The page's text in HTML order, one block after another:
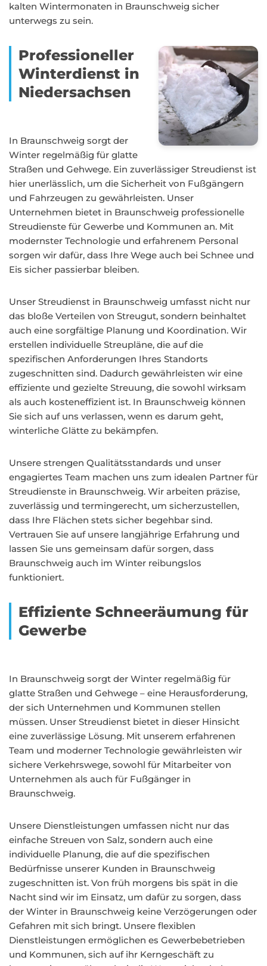
kalten Wintermonaten in Braunschweig sicher
unterwegs zu sein.
Professioneller
Winterdienst in
Niedersachsen
In Braunschweig sorgt der
Winter regelmäßig für glatte
Straßen und Gehwege. Ein zuverlässiger Streudienst ist
hier unerlässlich, um die Sicherheit von Fußgängern
und Fahrzeugen zu gewährleisten. Unser
Unternehmen bietet in Braunschweig professionelle
Streudienste für Gewerbe und Kommunen an. Mit
modernster Technologie und erfahrenem Personal
sorgen wir dafür, dass Ihre Wege auch bei Schnee und
Eis sicher passierbar bleiben.
Unser Streudienst in Braunschweig umfasst nicht nur
das bloße Verteilen von Streugut, sondern beinhaltet
auch eine sorgfältige Planung und Koordination. Wir
erstellen individuelle Streupläne, die auf die
spezifischen Anforderungen Ihres Standorts
zugeschnitten sind. Dadurch gewährleisten wir eine
effiziente und gezielte Streuung, die sowohl wirksam
als auch kosteneffizient ist. In Braunschweig können
Sie sich auf uns verlassen, wenn es darum geht,
winterliche Glätte zu bekämpfen.
Unsere strengen Qualitätsstandards und unser
engagiertes Team machen uns zum idealen Partner für
Streudienste in Braunschweig. Wir arbeiten präzise,
zuverlässig und termingerecht, um sicherzustellen,
dass Ihre Flächen stets sicher begehbar sind.
Vertrauen Sie auf unsere langjährige Erfahrung und
lassen Sie uns gemeinsam dafür sorgen, dass
Braunschweig auch im Winter reibungslos
funktioniert.
Effiziente Schneeräumung für
Gewerbe
In Braunschweig sorgt der Winter regelmäßig für
glatte Straßen und Gehwege – eine Herausforderung,
der sich Unternehmen und Kommunen stellen
müssen. Unser Streudienst bietet in dieser Hinsicht
eine zuverlässige Lösung. Mit unserem erfahrenen
Team und moderner Technologie gewährleisten wir
sichere Verkehrswege, sowohl für Mitarbeiter von
Unternehmen als auch für Fußgänger in
Braunschweig.
Unsere Dienstleistungen umfassen nicht nur das
einfache Streuen von Salz, sondern auch eine
individuelle Planung, die auf die spezifischen
Bedürfnisse unserer Kunden in Braunschweig
zugeschnitten ist. Von früh morgens bis spät in die
Nacht sind wir im Einsatz, um dafür zu sorgen, dass
der Winter in Braunschweig keine Verzögerungen oder
Gefahren mit sich bringt. Unsere flexiblen
Dienstleistungen ermöglichen es Gewerbebetrieben
und Kommunen, sich auf ihr Kerngeschäft zu